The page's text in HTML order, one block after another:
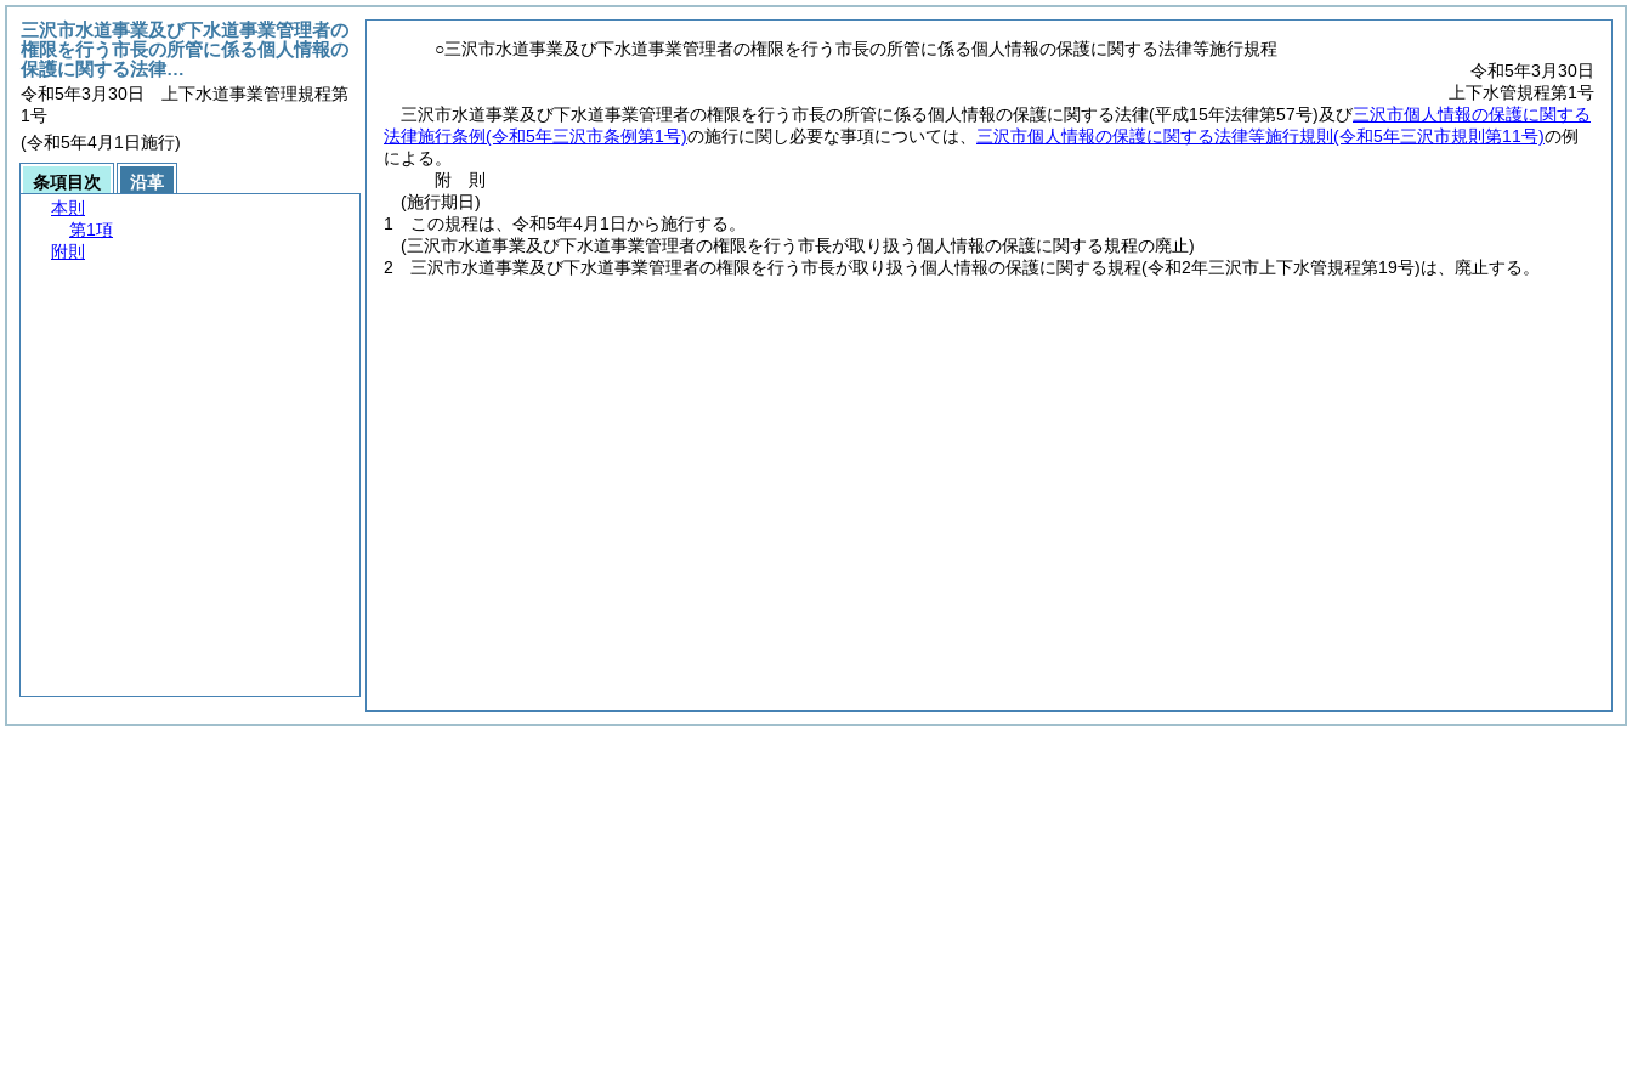
○三沢市水道事業及び下水道事業管理者の権限を行う市長の所管に係る個人情報の保護に関する法律等施行規程
令和5年3月30日
上下水管規程第1号
三沢市水道事業及び下水道事業管理者の権限を行う市長の所管に係る個人情報の保護に関する法律(平成15年法律第57号)及び三沢市個人情報の保護に関する
法律施行条例(令和5年三沢市条例第1号)の施行に関し必要な事項については、 三沢市個人情報の保護に関する法律等施行規則 (令和5年三沢市規則第11号)の例
による。
附 則
(施行期日)
1
この規程は、令和5年4月1日から施行する。
(三沢市水道事業及び下水道事業管理者の権限を行う市長が取り扱う個人情報の保護に関する規程の廃止)
2
三沢市水道事業及び下水道事業管理者の権限を行う市長が取り扱う個人情報の保護に関する規程(令和2年三沢市上下水管規程第19号)は、廃止する。
三沢市水道事業及び下水道事業管理者の
権限を行う市長の所管に係る個人情報の
保護に関する法律…
令和5年3月30日 上下水道事業管理規程第
1号
(令和5年4月1日施行)
条項目次
沿革
本則
第1項
附則